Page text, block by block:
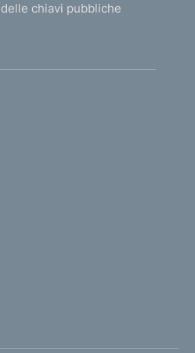
chiavi pubbliche